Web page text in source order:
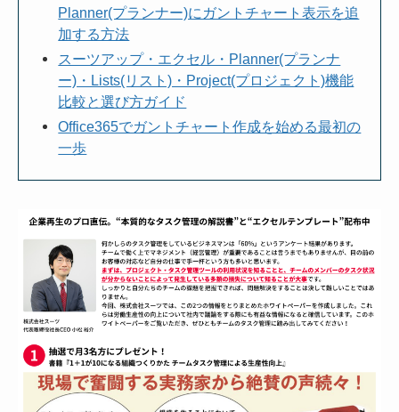
Planner(プランナー)にガントチャート表示を追
加する方法
スーツアップ・エクセル・Planner(プランナ
ー)・Lists(リスト)・Project(プロジェクト)機能
比較と選び方ガイド
Office365でガントチャート作成を始める最初の
一歩